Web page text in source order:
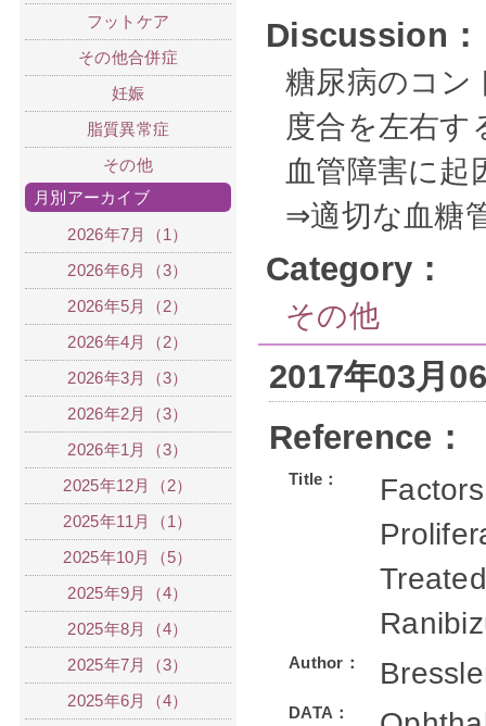
Discussion：
糖尿病のコン
度合を左右す
血管障害に起
⇒適切な血糖
Category：
その他
2017年03月
Reference：
Title：
Author：
DATA：
フットケア
その他合併症
妊娠
脂質異常症
その他
月別アーカイブ
2026年7月（1）
2026年6月（3）
2026年5月（2）
2026年4月（2）
2026年3月（3）
2026年2月（3）
2026年1月（3）
2025年12月（2）
2025年11月（1）
2025年10月（5）
2025年9月（4）
2025年8月（4）
2025年7月（3）
2025年6月（4）